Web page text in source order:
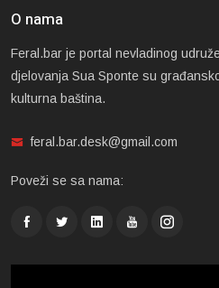
O nama
Feral.bar je portal nevladinog
djelovanja Sua Sponte su
kulturna baština.
feral.bar.desk@gmail.com
Poveži se sa nama: